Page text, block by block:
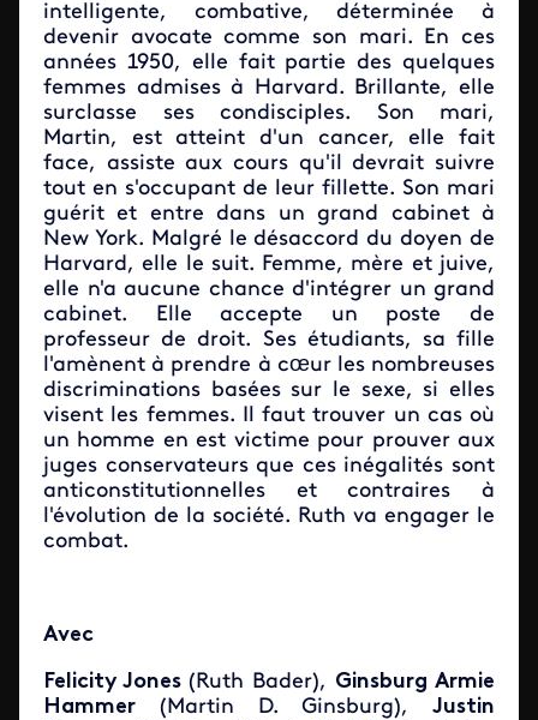
intelligente, combative, déterminée à
devenir avocate comme son mari. En ces
années 1950, elle fait partie des quelques
femmes admises à Harvard. Brillante, elle
surclasse ses condisciples. Son mari,
Martin, est atteint d'un cancer, elle fait
face, assiste aux cours qu'il devrait suivre
tout en s'occupant de leur fillette. Son mari
guérit et entre dans un grand cabinet à
New York. Malgré le désaccord du doyen de
Harvard, elle le suit. Femme, mère et juive,
elle n'a aucune chance d'intégrer un grand
cabinet. Elle accepte un poste de
professeur de droit. Ses étudiants, sa fille
l'amènent à prendre à cœur les nombreuses
discriminations basées sur le sexe, si elles
visent les femmes. Il faut trouver un cas où
un homme en est victime pour prouver aux
juges conservateurs que ces inégalités sont
anticonstitutionnelles et contraires à
l'évolution de la société. Ruth va engager le
combat.
Avec
Felicity Jones (Ruth Bader), Ginsburg Armie
Hammer (Martin D. Ginsburg), Justin